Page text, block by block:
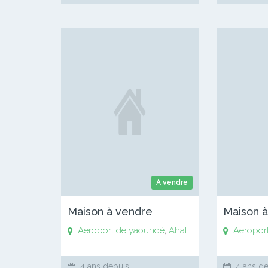
A vendre
Maison à vendre
Aeroport de yaoundé,Ahala Anguissa,Awaé,
4 ans depuis
Maison
4 ans